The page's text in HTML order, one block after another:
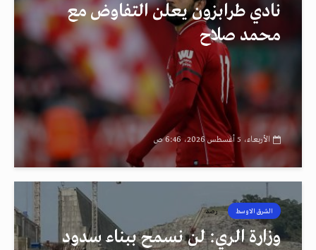
نادي طرابزون يعلن التفاوض مع
محمد صلاح
الأربعاء، 5 أغسطس 2026، 6:46 ص
الشرق الاوسط رصد
وزارة الري: لن نسمح ببناء سدود